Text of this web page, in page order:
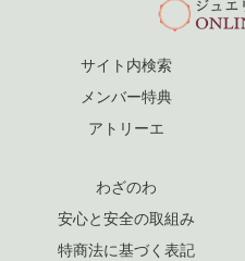
サイト内検索
メンバー特典
アトリーエ
わざのわ
安心と安全の取組み
特商法に基づく表記